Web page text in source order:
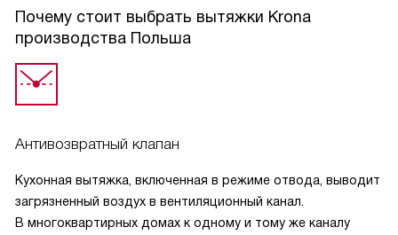
слава Богу очень простая и нам с женой с ней легко. Хочу
поблагодарить девушку, которая нам её посоветовала. К
вопросах современной техники они ориентируются лучше
и недорогая.
Почему стоит выбрать вытяжки Krona
производства Польша
Антивозвратный клапан
Кухонная вытяжка, включенная в режиме отвода, выводит
загрязненный воздух в вентиляционный канал.
В многоквартирных домах к одному и тому же каналу